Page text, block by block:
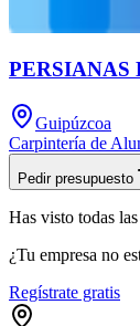
PERSIANAS
Guipúzcoa
Carpintería de
Pedir presupuesto
Has visto todas las
¿Tu empresa no
Regístrate gratis